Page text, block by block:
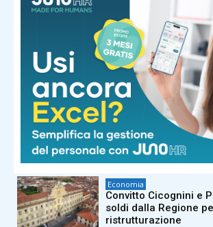
Economia
Merci ancora
dei lavoratori Acca,
convocano
Economia
Turismo, vertice fra
l’assessora Squittieri:
economica con
la città”
Economia
Convitto Cicognini e
soldi dalla Regione
ristrutturazione